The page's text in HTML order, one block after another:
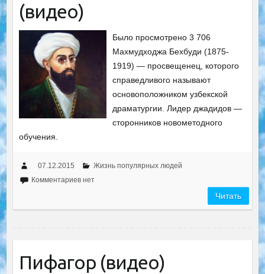
(видео)
Было просмотрено 3 706
Махмудходжа Бехбуди (1875-
1919) — просвещенец, которого
справедливого называют
основоположником узбекской
драматургии. Лидер джадидов —
сторонников новометодного
обучения.
07.12.2015
Жизнь популярных людей
Комментариев нет
Читать
Пифагор (видео)